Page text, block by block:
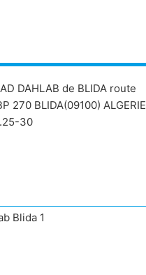
DAHLAB de BLIDA route
270 BLIDA(09100) ALGERIE
30
Blida 1